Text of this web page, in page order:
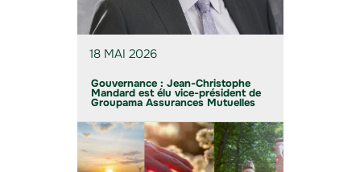
18 MAI 2026
Gouvernance : Jean-Christophe
Mandard est élu vice-président de
Groupama Assurances Mutuelles